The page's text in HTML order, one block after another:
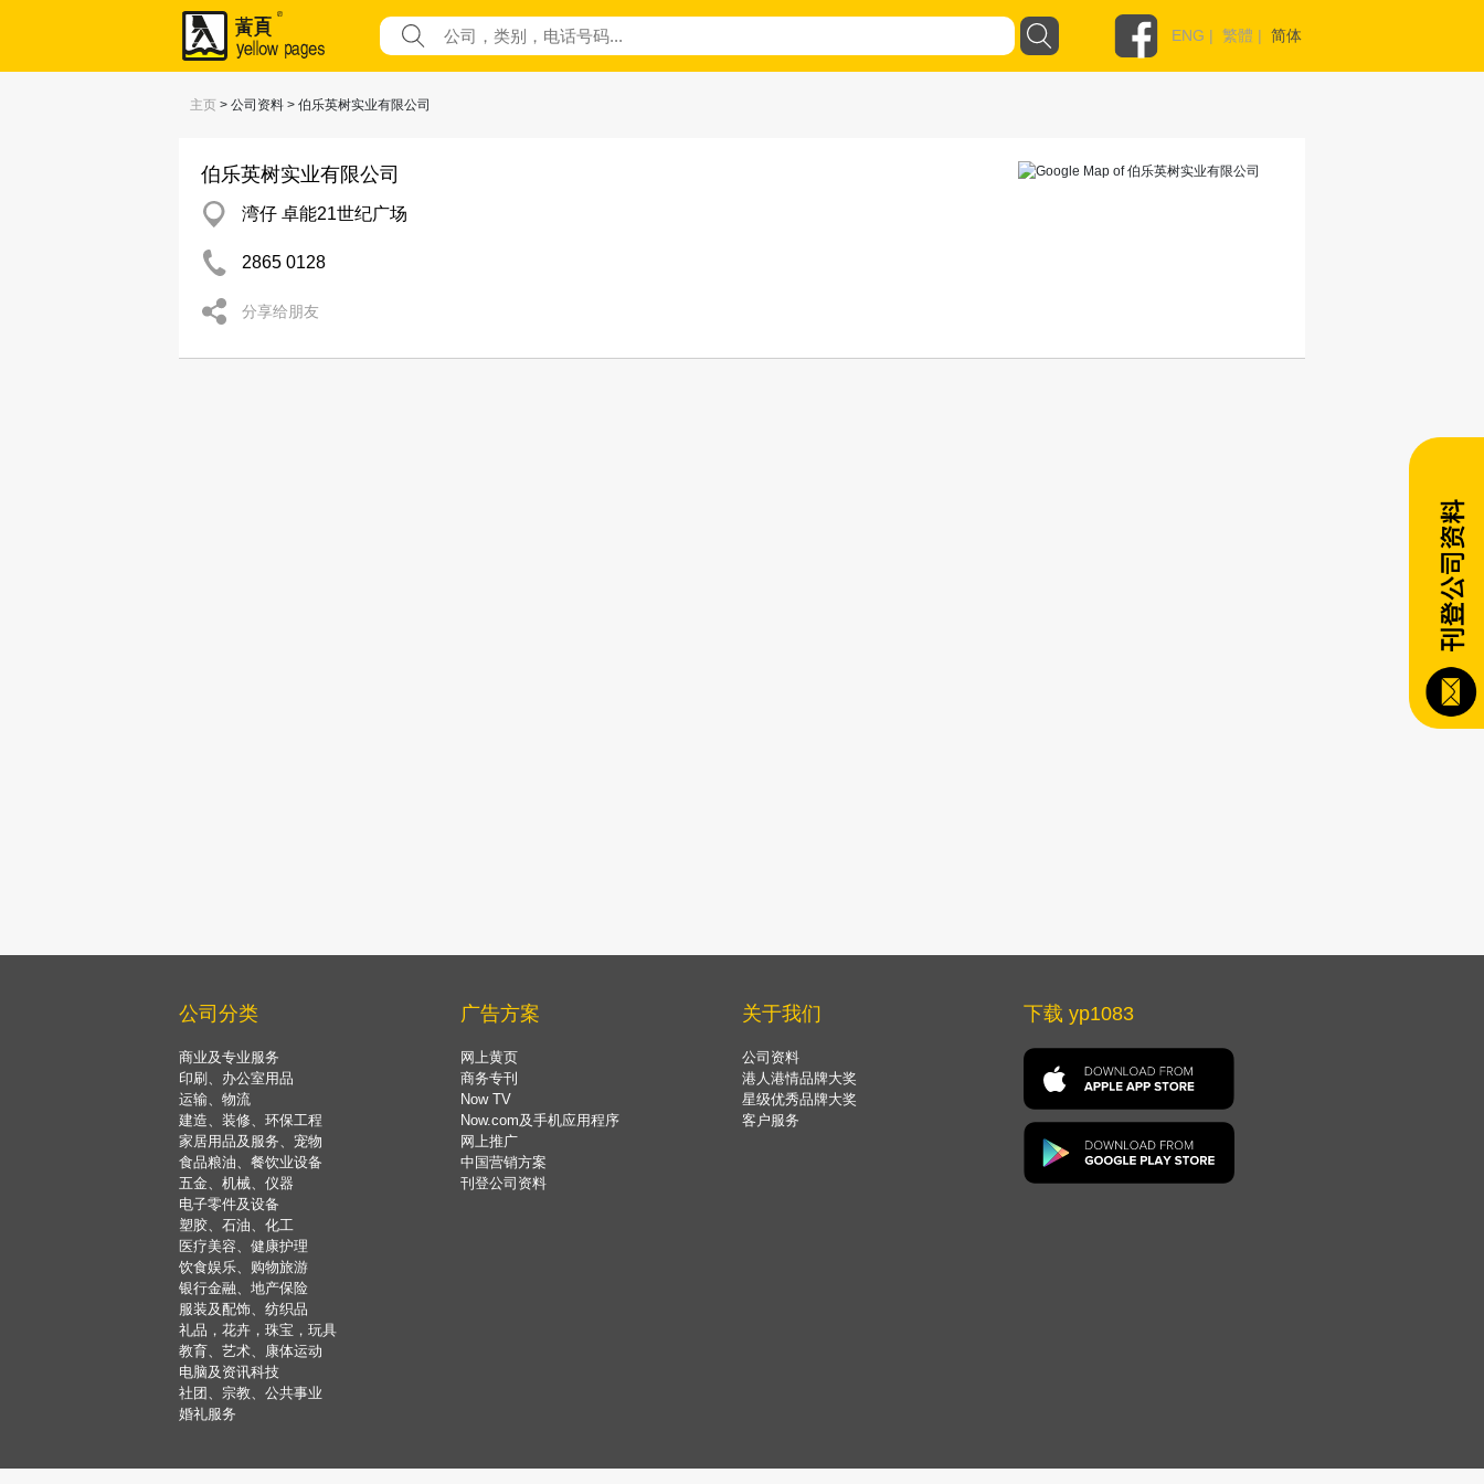
ENG | 繁體 | 简体
主页 > 公司资料 > 伯乐英树实业有限公司
伯乐英树实业有限公司
湾仔 卓能21世纪广场
2865 0128
分享给朋友
公司分类
商业及专业服务
印刷、办公室用品
运输、物流
建造、装修、环保工程
家居用品及服务、宠物
食品粮油、餐饮业设备
五金、机械、仪器
电子零件及设备
塑胶、石油、化工
医疗美容、健康护理
饮食娱乐、购物旅游
银行金融、地产保险
服装及配饰、纺织品
礼品，花卉，珠宝，玩具
教育、艺术、康体运动
电脑及资讯科技
社团、宗教、公共事业
婚礼服务
广告方案
网上黄页
商务专刊
Now TV
Now.com及手机应用程序
网上推广
中国营销方案
刊登公司资料
关于我们
公司资料
港人港情品牌大奖
星级优秀品牌大奖
客户服务
下载 yp1083